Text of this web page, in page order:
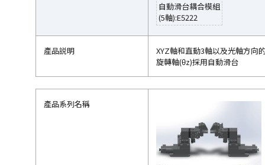
自動滑台耦合模組
(5軸):E5222
產品説明
XYZ軸和直動3軸以及光軸方向
旋轉軸(θz)採用自動滑台
產品系列名稱